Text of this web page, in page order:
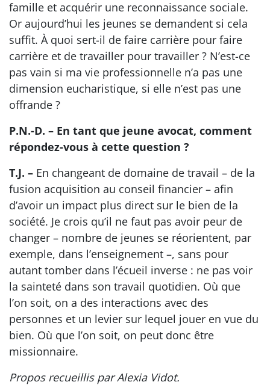
famille et acquérir une reconnaissance sociale.
Or aujourd’hui les jeunes se demandent si cela
suffit. À quoi sert-il de faire carrière pour faire
carrière et de travailler pour travailler ? N’est-ce
pas vain si ma vie professionnelle n’a pas une
dimension eucharistique, si elle n’est pas une
offrande ?
P.N.-D. – En tant que jeune avocat, comment
répondez-vous à cette question ?
T.J. – En changeant de domaine de travail – de la
fusion acquisition au conseil financier – afin
d’avoir un impact plus direct sur le bien de la
société. Je crois qu’il ne faut pas avoir peur de
changer – nombre de jeunes se réorientent, par
exemple, dans l’enseignement –, sans pour
autant tomber dans l’écueil inverse : ne pas voir
la sainteté dans son travail quotidien. Où que
l’on soit, on a des interactions avec des
personnes et un levier sur lequel jouer en vue du
bien. Où que l’on soit, on peut donc être
missionnaire.
Propos recueillis par Alexia Vidot.